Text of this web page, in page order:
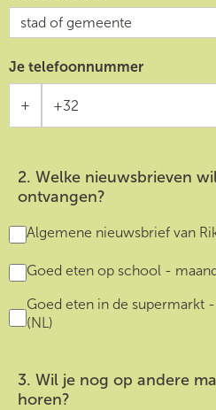
Je telefoonnummer
+
2. Welke nieuwsbrieven
ontvangen?
Algemene nieuwsbrief van
Goed eten op school -
Goed eten in de supermarkt
(NL)
3. Wil je nog op andere
horen?